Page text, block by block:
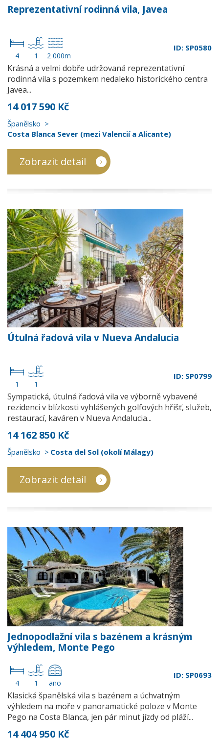
Reprezentativní rodinná vila, Javea
4 1 2 000m
ID: SP0580
Krásná a velmi dobře udržovaná reprezentativní
rodinná vila s pozemkem nedaleko historického centra
Javea...
14 017 590 Kč
Španělsko
Costa Blanca Sever (mezi Valencií a Alicante)
Zobrazit detail
Útulná řadová vila v Nueva Andalucia
1 1
ID: SP0799
Sympatická, útulná řadová vila ve výborně vybavené
rezidenci v blízkosti vyhlášených golfových hřišť, služeb,
restaurací, kaváren v Nueva Andalucia...
14 162 850 Kč
Španělsko Costa del Sol (okolí Málagy)
Zobrazit detail
Jednopodlažní vila s bazénem a krásným
výhledem, Monte Pego
4 1 ano
ID: SP0693
Klasická španělská vila s bazénem a úchvatným
výhledem na moře v panoramatické poloze v Monte
Pego na Costa Blanca, jen pár minut jízdy od pláží...
14 404 950 Kč